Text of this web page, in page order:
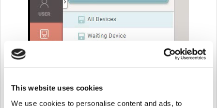
This website uses cookies
We use cookies to personalise content and ads, to